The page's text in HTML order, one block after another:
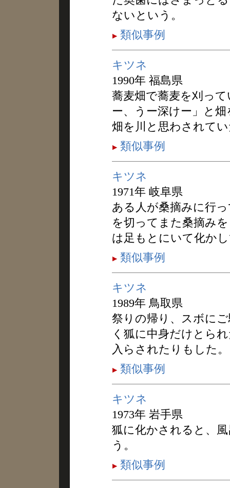
ないという。
類似事例
キツネ
1990年 福島県
蕎麦畑で蕎麦を刈っ
ー、うー深けー」と
畑を川と思わされて
類似事例
キツネ
1971年 岐阜県
ある人が桑摘みに行
を切ってまた桑摘み
は足もとにいて化か
類似事例
キツネ
1989年 鳥取県
祭りの帰り、スボに
く狐に中身だけとら
入らされたりもした。
類似事例
キツネ
1973年 岩手県
狐に化かされると、
う。
類似事例